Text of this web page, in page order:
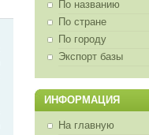
По названию
По стране
По городу
Экспорт базы
ИНФОРМАЦИЯ
На главную